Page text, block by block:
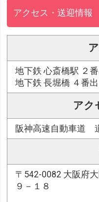
アクセス・送迎情報
地下鉄 心斎橋駅 ２
地下鉄 長堀橋 ４番
アク
阪神高速自動車道
〒542-0082 大阪府
９－１８